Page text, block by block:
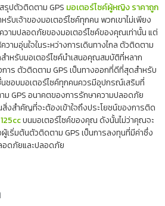
รุปตัวติดตาม GPS มอเตอร์ไซค์ผู้หญิง ราคาถูก
รับเจ้าของมอเตอร์ไซค์ทุกคน พวกเขาไม่เพียง
วามปลอดภัยของมอเตอร์ไซค์ของคุณเท่านั้น แต่
ามอุ่นใจในระหว่างการเดินทางไกล ตัวติดตาม
ำหรับมอเตอร์ไซค์นำเสนอคุณสมบัติที่หลาก
ร ตัวติดตาม GPS เป็นทางออกที่ดีที่สุดสำหรับ
ชอบมอเตอร์ไซค์ทุกคนควรมีอุปกรณ์เสริมที่
ม GPS อนาคตของการรักษาความปลอดภัย
สิ่งสำคัญที่จะต้องเข้าใจถึงประโยชน์ของการติด
บนมอเตอร์ไซค์ของคุณ ดังนั้นไม่ว่าคุณจะ
ริ่มต้นตัวติดตาม GPS เป็นการลงทุนที่มีค่าซึ่ง
อดภัยและปลอดภัย